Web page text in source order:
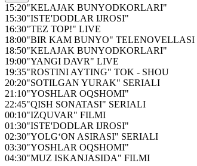
15:20"KELAJAK BUNYODKORLARI"
15:30"ISTE'DODLAR IJROSI"
16:30"TEZ TOP!" LIVE
18:00"BIR KAM BUNYO" TELENOVELLASI
18:50"KELAJAK BUNYODKORLARI"
19:00"YANGI DAVR" LIVE
19:35"ROSTINI AYTING" TOK - SHOU
20:20"SOTILGAN YURAK" SERIALI
21:10"YOSHLAR OQSHOMI"
22:45"QISH SONATASI" SERIALI
00:10"IZQUVAR" FILMI
01:30"ISTE'DODLAR IJROSI"
02:30"YOLG‘ON ASIRASI" SERIALI
03:30"YOSHLAR OQSHOMI"
04:30"MUZ ISKANJASIDA" FILMI